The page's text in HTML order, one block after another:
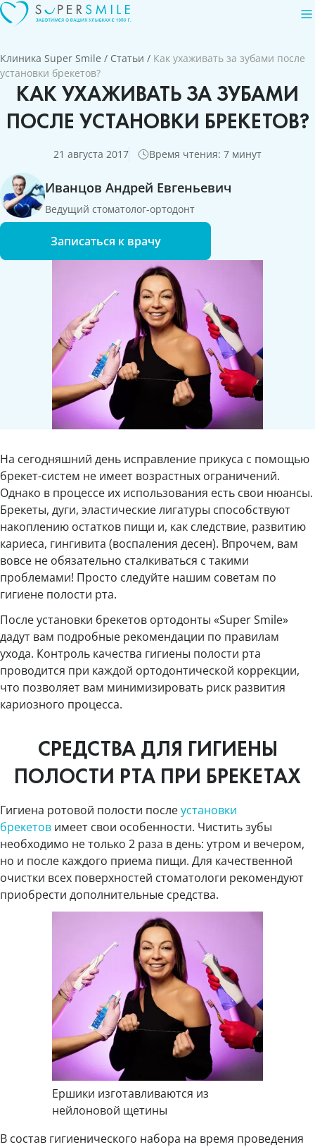
Клиника Super Smile / Статьи / Как ухаживать за зубами после
установки брекетов?
КАК УХАЖИВАТЬ ЗА ЗУБАМИ
ПОСЛЕ УСТАНОВКИ БРЕКЕТОВ?
21 августа 2017 Время чтения: 7 минут
Иванцов Андрей Евгеньевич
Ведущий стоматолог-ортодонт
Записаться к врачу
На сегодняшний день исправление прикуса с помощью
брекет-систем не имеет возрастных ограничений.
Однако в процессе их использования есть свои нюансы.
Брекеты, дуги, эластические лигатуры способствуют
накоплению остатков пищи и, как следствие, развитию
кариеса, гингивита (воспаления десен). Впрочем, вам
вовсе не обязательно сталкиваться с такими
проблемами! Просто следуйте нашим советам по
гигиене полости рта.
После установки брекетов ортодонты «Super Smile»
дадут вам подробные рекомендации по правилам
ухода. Контроль качества гигиены полости рта
проводится при каждой ортодонтической коррекции,
что позволяет вам минимизировать риск развития
кариозного процесса.
СРЕДСТВА ДЛЯ ГИГИЕНЫ
ПОЛОСТИ РТА ПРИ БРЕКЕТАХ
Гигиена ротовой полости послеустановки
брекетов имеет свои особенности. Чистить зубы
необходимо не только 2 раза в день: утром и вечером,
но и после каждого приема пищи. Для качественной
очистки всех поверхностей стоматологи рекомендуют
приобрести дополнительные средства.
Ершики изготавливаются из
нейлоновой щетины
В состав гигиенического набора на время проведения